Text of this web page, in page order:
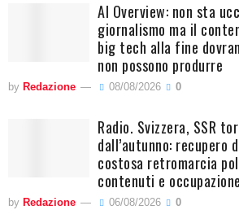
AI Overview: non sta
giornalismo ma il
big tech alla fine
non possono produrre
by Redazione 08/08/2026 0
Radio. Svizzera, SSR
dall’autunno: recupero
costosa retromarcia
contenuti e
by Redazione 06/08/2026 0